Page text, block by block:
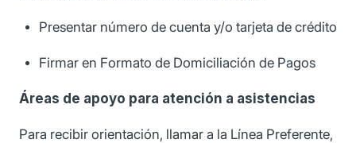
Presentar número de cuenta y/o tarjeta de crédito
Firmar en Formato de Domiciliación de Pagos
Áreas de apoyo para atención a asistencias
Para recibir orientación, llamar a la Línea Preferente,